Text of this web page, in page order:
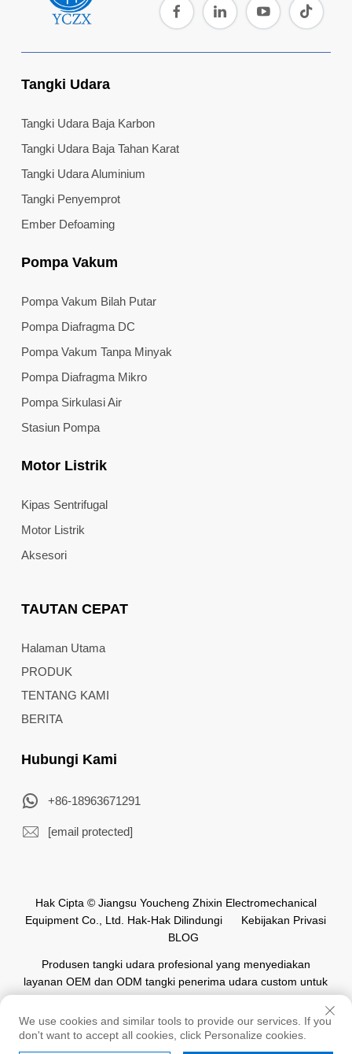
Tangki Udara
Tangki Udara Baja Karbon
Tangki Udara Baja Tahan Karat
Tangki Udara Aluminium
Tangki Penyemprot
Ember Defoaming
Pompa Vakum
Pompa Vakum Bilah Putar
Pompa Diafragma DC
Pompa Vakum Tanpa Minyak
Pompa Diafragma Mikro
Pompa Sirkulasi Air
Stasiun Pompa
Motor Listrik
Kipas Sentrifugal
Motor Listrik
Aksesori
TAUTAN CEPAT
Halaman Utama
PRODUK
TENTANG KAMI
BERITA
Hubungi Kami
+86-18963671291
[email protected]
Hak Cipta © Jiangsu Youcheng Zhixin Electromechanical
Equipment Co., Ltd. Hak-Hak Dilindungi
Kebijakan Privasi
BLOG
Produsen tangki udara profesional yang menyediakan
layanan OEM dan ODM tangki penerima udara custom untuk
industri otomasi di seluruh dunia.
We use cookies and similar tools to provide our services. If you
don't want to accept all cookies, click Personalize cookies.